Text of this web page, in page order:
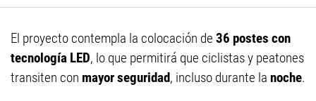
El proyecto contempla la colocación de 36 postes con
tecnología LED, lo que permitirá que ciclistas y peatones
transiten con mayor seguridad, incluso durante la noche.